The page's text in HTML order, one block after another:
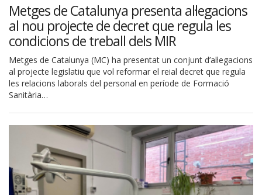
Metges de Catalunya presenta al·legacions
al nou projecte de decret que regula les
condicions de treball dels MIR
Metges de Catalunya (MC) ha presentat un conjunt d’al·legacions
al projecte legislatiu que vol reformar el reial decret que regula
les relacions laborals del personal en període de Formació
Sanitària…